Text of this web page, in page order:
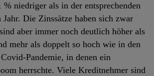
% niedriger als in der entsprechenden
Die Zinssätze haben sich zwar
aber immer noch deutlich höher als
mehr als doppelt so hoch wie in den
Pandemie, in denen ein
herrschte. Viele Kreditnehmer sind